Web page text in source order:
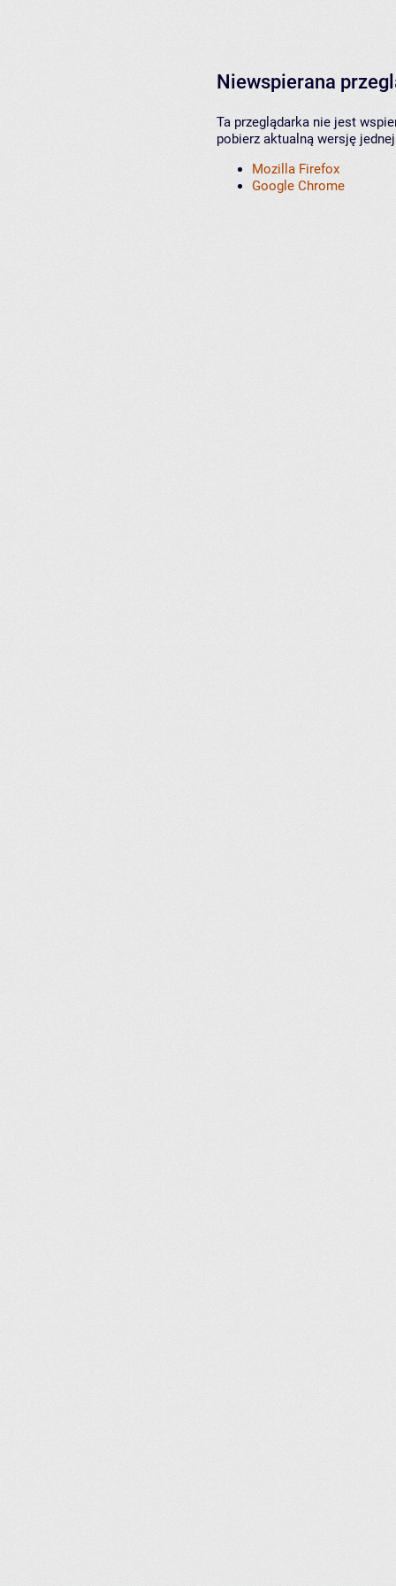
Niewspierana
Ta przeglądarka nie jest
pobierz aktualną wersję
Mozilla Firefox
Google Chrome